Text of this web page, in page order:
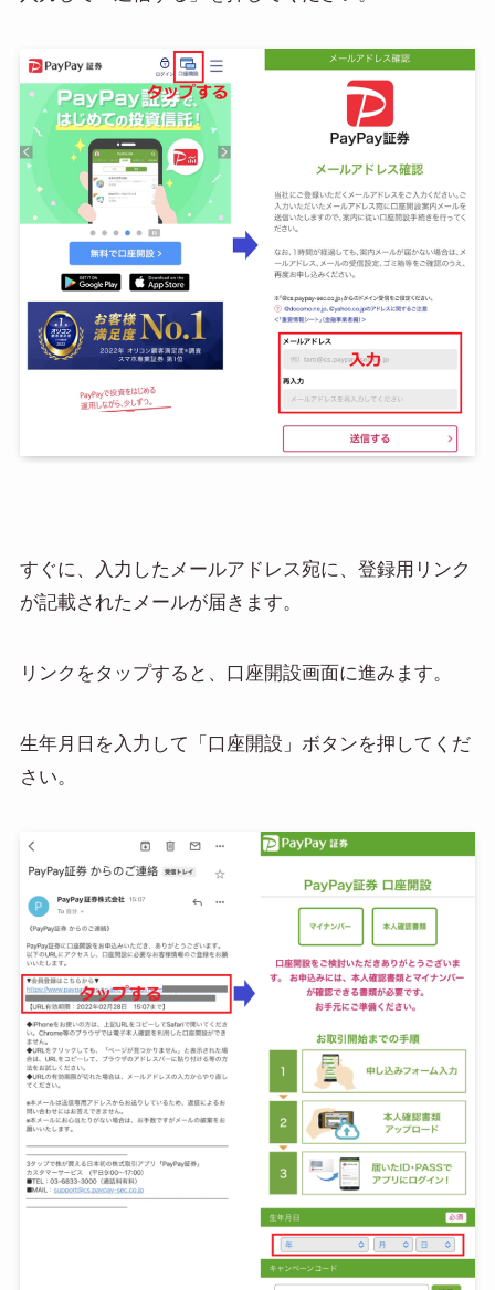
すぐに、入力したメールアドレス宛に、登録用リンク
が記載されたメールが届きます。
リンクをタップすると、口座開設画面に進みます。
生年月日を入力して「口座開設」ボタンを押してくだ
さい。